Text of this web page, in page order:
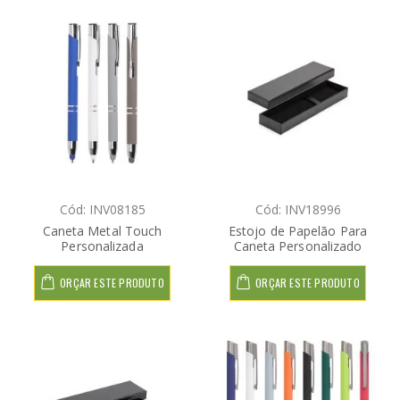
Cód: INV08185
Caneta Metal Touch
Personalizada
ORÇAR ESTE PRODUTO
Cód: INV18996
Estojo de Papelão Para
Caneta Personalizado
ORÇAR ESTE PRODUTO